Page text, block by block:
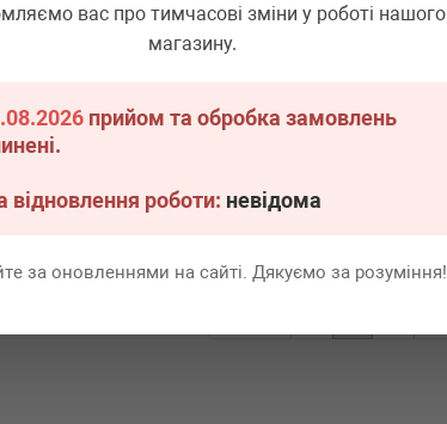
вас про тимчасові зміни у роботі нашого
магазину.
прийом та обробка замовлень
відновлення роботи: невідома
за оновленнями на сайті. Дякуємо за розуміння!
VW
ціни
повітря MB Vito (W639) 96-
Всі ціни